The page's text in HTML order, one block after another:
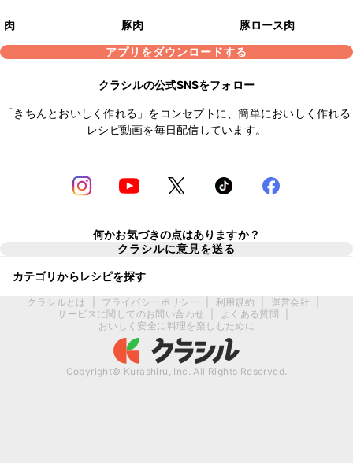
肉 豚肉
豚ロース肉
アプリをダウンロードする
クラシルの公式SNSをフォロー
「きちんとおいしく作れる」をコンセプトに、簡単においしく作れる
レシピ動画を毎日配信しています。
何かお気づきの点はありますか？
クラシルに意見を送る
カテゴリからレシピを探す
クラシルとは プライバシーポリシー 利用規約 運営会社
サービスに関してのお問い合わせ
よくある質問
おいしく安全に料理を楽しむために
Copyright© Kurashiru, Inc. All Rights Reserved.